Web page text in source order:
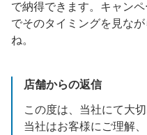
で納得できます。キャン
でそのタイミングを見な
ね。
店舗からの返信
当社はお客様にご理解、ご納得していただき満